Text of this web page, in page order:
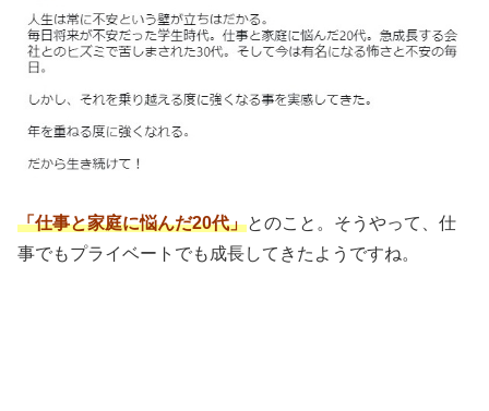
「仕事と家庭に悩んだ20代」とのこと。そうやって、仕
事でもプライベートでも成長してきたようですね。